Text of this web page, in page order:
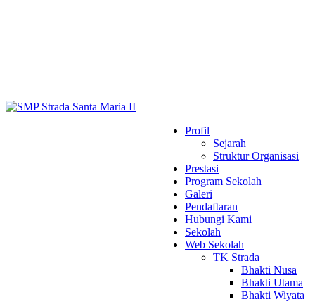
Profil
Sejarah
Struktur Organisasi
Prestasi
Program Sekolah
Galeri
Pendaftaran
Hubungi Kami
Sekolah
Web Sekolah
TK Strada
Bhakti Nusa
Bhakti Utama
Bhakti Wiyata